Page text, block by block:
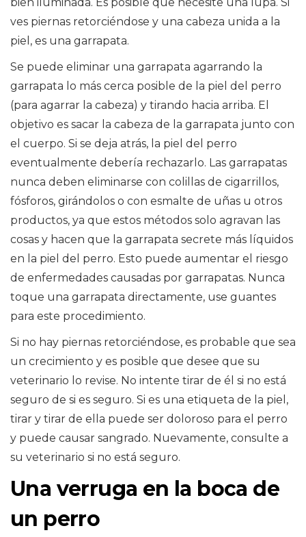
ves piernas retorciéndose y una cabeza unida a la
piel, es una garrapata.
Se puede eliminar una garrapata agarrando la
garrapata lo más cerca posible de la piel del perro
(para agarrar la cabeza) y tirando hacia arriba. El
objetivo es sacar la cabeza de la garrapata junto con
el cuerpo. Si se deja atrás, la piel del perro
eventualmente debería rechazarlo. Las garrapatas
nunca deben eliminarse con colillas de cigarrillos,
fósforos, girándolos o con esmalte de uñas u otros
productos, ya que estos métodos solo agravan las
cosas y hacen que la garrapata secrete más líquidos
en la piel del perro. Esto puede aumentar el riesgo
de enfermedades causadas por garrapatas. Nunca
toque una garrapata directamente, use guantes
para este procedimiento.
Si no hay piernas retorciéndose, es probable que sea
un crecimiento y es posible que desee que su
veterinario lo revise. No intente tirar de él si no está
seguro de si es seguro. Si es una etiqueta de la piel,
tirar y tirar de ella puede ser doloroso para el perro
y puede causar sangrado. Nuevamente, consulte a
su veterinario si no está seguro.
Una verruga en la boca de
un perro